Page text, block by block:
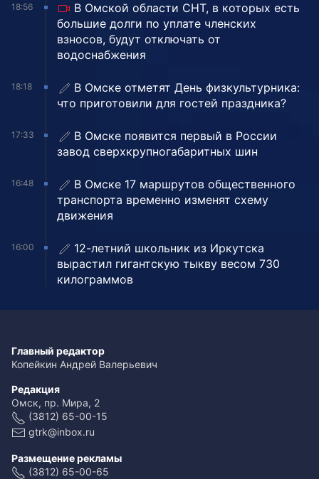
18:56
В Омской области СНТ, в которых есть
большие долги по уплате членских
взносов, будут отключать от
водоснабжения
18:18
В Омске отметят День физкультурника:
что приготовили для гостей праздника?
17:33
В Омске появится первый в России
завод сверхкрупногабаритных шин
16:48
В Омске 17 маршрутов общественного
транспорта временно изменят схему
движения
16:00
12-летний школьник из Иркутска
вырастил гигантскую тыкву весом 730
килограммов
Главный редактор
Копейкин Андрей Валерьевич
Редакция
Омск, пр. Мира, 2
(3812) 65-00-15
gtrk@inbox.ru
Размещение рекламы
(3812) 65-00-65